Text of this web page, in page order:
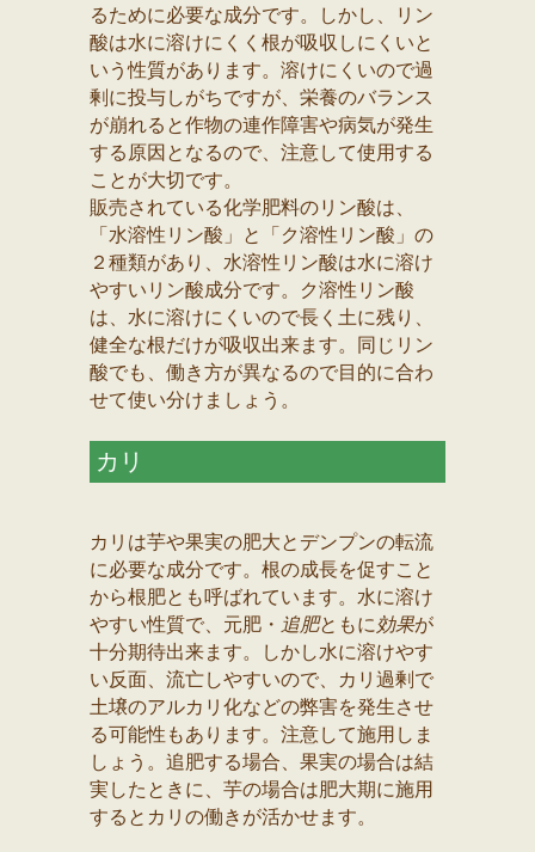
るために必要な成分です。しかし、リン
酸は水に溶けにくく根が吸収しにくいと
いう性質があります。溶けにくいので過
剰に投与しがちですが、栄養のバランス
が崩れると作物の連作障害や病気が発生
する原因となるので、注意して使用する
ことが大切です。
販売されている化学肥料のリン酸は、
「水溶性リン酸」と「ク溶性リン酸」の
２種類があり、水溶性リン酸は水に溶け
やすいリン酸成分です。ク溶性リン酸
は、水に溶けにくいので長く土に残り、
健全な根だけが吸収出来ます。同じリン
酸でも、働き方が異なるので目的に合わ
せて使い分けましょう。
カリ
カリは芋や果実の肥大とデンプンの転流
に必要な成分です。根の成長を促すこと
から根肥とも呼ばれています。水に溶け
やすい性質で、元肥・ 追肥ともに効果が
十分期待出来ます。しかし水に溶けやす
い反面、流亡しやすいので、カリ過剰で
土壌のアルカリ化などの弊害を発生させ
る可能性もあります。注意して施用しま
しょう。追肥する場合、果実の場合は結
実したときに、芋の場合は肥大期に施用
するとカリの働きが活かせます。